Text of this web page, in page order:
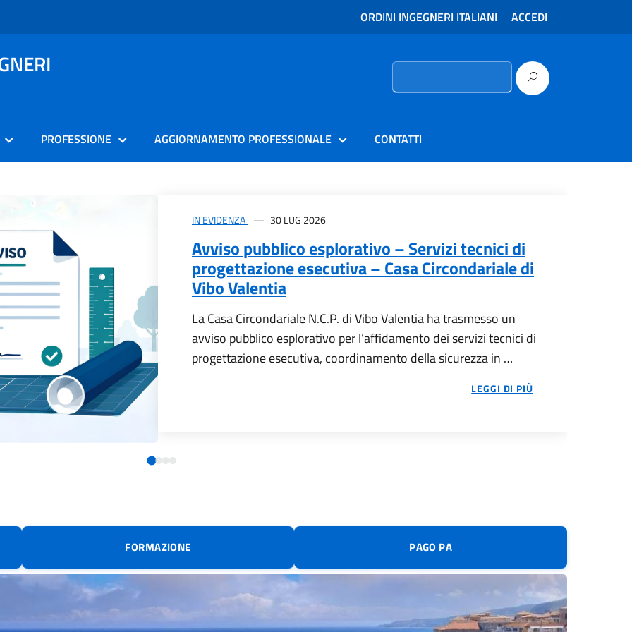
ORDINI INGEGNERI ITALIANI ACCEDI
Ricerca
PROFESSIONE AGGIORNAMENTO PROFESSIONALE CONTATTI
IN EVIDENZA 30 LUG 2026
Avviso pubblico esplorativo – Servizi tecnici di
progettazione esecutiva – Casa Circondariale di
Vibo Valentia
La Casa Circondariale N.C.P. di Vibo Valentia ha trasmesso un
avviso pubblico esplorativo per l’affidamento dei servizi tecnici di
progettazione esecutiva, coordinamento della sicurezza in …
LEGGI DI PIÙLA CASA
FORMAZIONE PAGO PA